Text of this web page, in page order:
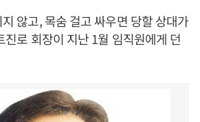
않고, 목숨 걸고 싸우면 당할 상대가
로 회장이 지난 1월 임직원에게 던